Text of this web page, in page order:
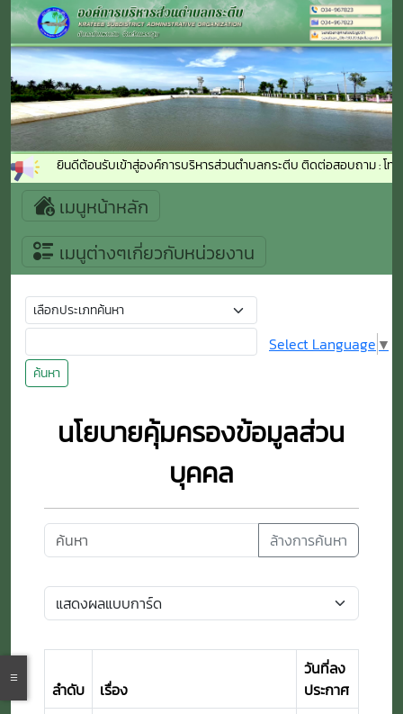
ยินดีต้อนรับเข้าสู่องค์การบริหารส่วนตำบลกระตีบ ติดต่อสอบถาม : โท
เมนูหน้าหลัก
เมนูต่างๆเกี่ยวกับหน่วยงาน
ค้นหา
Select Language ▼
นโยบายคุ้มครองข้อมูลส่วน
บุคคล
ล้างการค้นหา
ลำดับ เรื่อง
วันที่ลง
ประกาศ